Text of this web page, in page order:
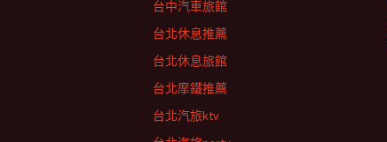
台中汽車旅館
台北休息推薦
台北休息旅館
台北摩鐵推薦
台北汽旅ktv